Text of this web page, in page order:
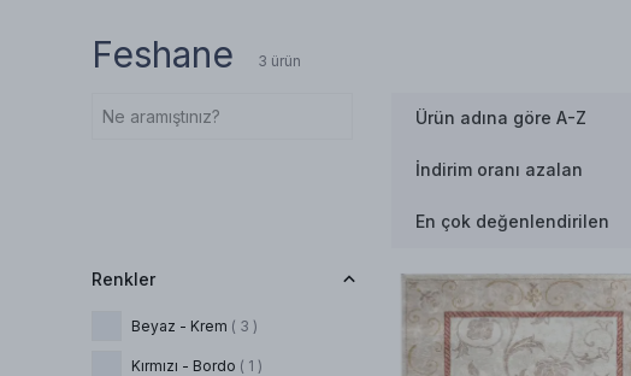
Feshane 3 ürün
Ürün adına göre A-Z
İndirim oranı azalan
En çok değenlendirilen
Renkler
Beyaz - Krem ( 3 )
Kırmızı - Bordo ( 1 )